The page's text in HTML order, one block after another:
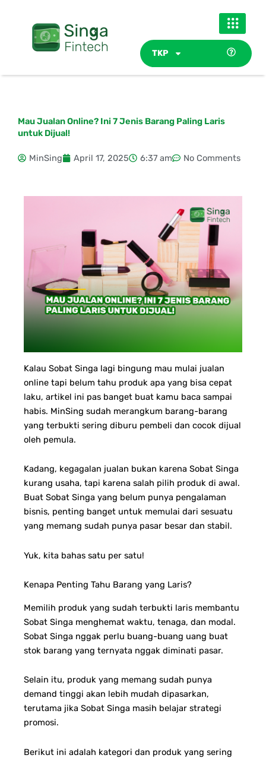
TKP
Mau Jualan Online? Ini 7 Jenis Barang Paling Laris
untuk Dijual!
MinSing April 17, 2025 6:37 am No Comments
Kalau Sobat Singa lagi bingung mau mulai jualan
online tapi belum tahu produk apa yang bisa cepat
laku, artikel ini pas banget buat kamu baca sampai
habis. MinSing sudah merangkum barang-barang
yang terbukti sering diburu pembeli dan cocok dijual
oleh pemula.
Kadang, kegagalan jualan bukan karena Sobat Singa
kurang usaha, tapi karena salah pilih produk di awal.
Buat Sobat Singa yang belum punya pengalaman
bisnis, penting banget untuk memulai dari sesuatu
yang memang sudah punya pasar besar dan stabil.
Yuk, kita bahas satu per satu!
Kenapa Penting Tahu Barang yang Laris?
Memilih produk yang sudah terbukti laris membantu
Sobat Singa menghemat waktu, tenaga, dan modal.
Sobat Singa nggak perlu buang-buang uang buat
stok barang yang ternyata nggak diminati pasar.
Selain itu, produk yang memang sudah punya
demand tinggi akan lebih mudah dipasarkan,
terutama jika Sobat Singa masih belajar strategi
promosi.
Berikut ini adalah kategori dan produk yang sering